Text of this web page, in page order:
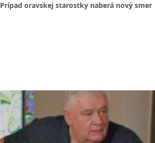
Prípad oravskej starostky naberá nový smer